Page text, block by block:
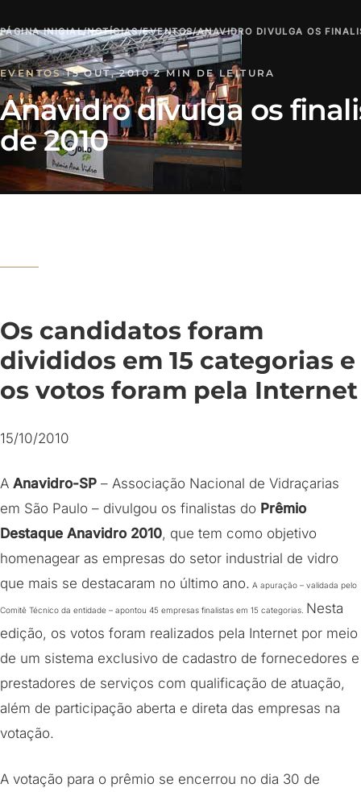
PÁGINA INICIAL/NOTÍCIAS/EVENTOS/ANAVIDRO DIVULGA OS
EVENTOS·15 OUT, 2010·2 MIN DE LEITURA
Anavidro divulga os
de 2010
Os candidatos foram
divididos em 15 categorias e
os votos foram pela Internet
15/10/2010
A Anavidro-SP – Associação Nacional de Vidraçarias
em São Paulo – divulgou os finalistas do Prêmio
Destaque Anavidro 2010, que tem como objetivo
homenagear as empresas do setor industrial de vidro
que mais se destacaram no último ano. A apuração – validada pelo
Comitê Técnico da entidade – apontou 45 empresas finalistas em 15 categorias. Nesta
edição, os votos foram realizados pela Internet por meio
de um sistema exclusivo de cadastro de fornecedores e
prestadores de serviços com qualificação de atuação,
além de participação aberta e direta das empresas na
votação.
A votação para o prêmio se encerrou no dia 30 de